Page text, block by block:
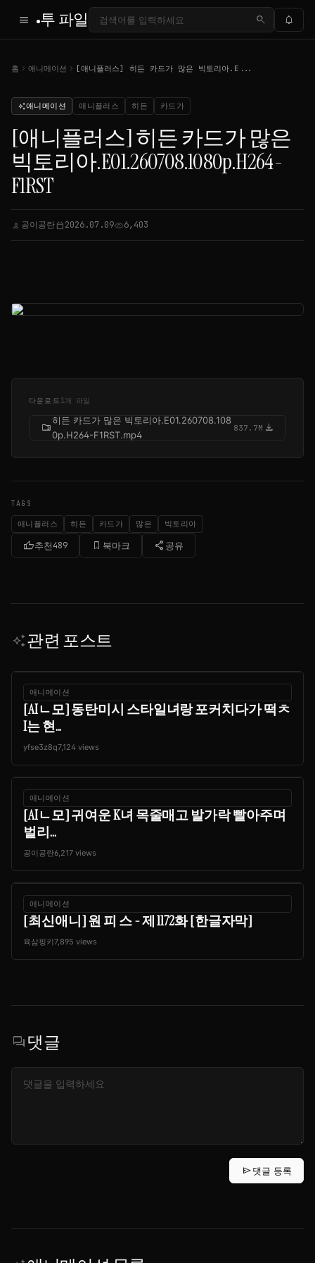
menu 투 파일 search notifications
홈 chevron_right 애니메이션 chevron_right [애니플러스] 히든 카드가 많은 빅토리아.E...
auto_awesome애니메이션 애니플러스 히든 카드가
[애니플러스] 히든 카드가 많은
빅토리아.E01.260708.1080p.H264-
F1RST
person 공이공란calendar_today2026.07.09visibility6,403
다운로드 1개 파일
folder_zip
히든 카드가 많은 빅토리아.E01.260708.108
0p.H264-F1RST.mp4
837.7M download
TAGS
애니플러스 히든 카드가 많은 빅토리아
thumb_up추천489 bookmark_border 북마크 share 공유
auto_awesome관련 포스트
애니메이션
[AIㄴ모] 동탄미시 스타일녀랑 포커치다가 떡ㅊ
I는 현...
yfse3z8q7,124 views
애니메이션
[AIㄴ모] 귀여운 K녀 목줄매고 발가락 빨아주며
벌리...
공이공란6,217 views
애니메이션
[최신애니] 원 피 스 - 제 1172화 [한글자막]
육삼핑키7,895 views
forum댓글
send댓글 등록